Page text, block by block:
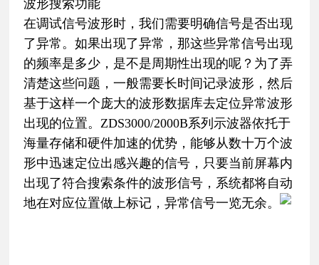
波形搜索功能
在调试信号波形时，我们需要明确信号是否出现
了异常。如果出现了异常，那这些异常信号出现
的频率是多少，是不是周期性出现的呢？为了弄
清楚这些问题，一般需要长时间记录波形，然后
基于这样一个庞大的波形数据库去定位异常波形
出现的位置。ZDS3000/2000B系列示波器依托于
海量存储和硬件加速的优势，能够从数十万个波
形中迅速定位出感兴趣的信号，只要当前屏幕内
出现了符合搜索条件的波形信号，系统都将自动
地在对应位置做上标记，异常信号一览无余。